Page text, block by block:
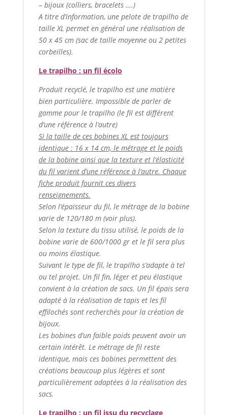
– bijoux (colliers, bracelets ….)
A titre d’information, une pelote de trapilho de
taille XL permet en général une réalisation de
50 x 45 cm (sac de taille moyenne ou 2 petites
corbeilles).
Le trapilho : un fil écolo
Produit recyclé, le trapilho est une matière
bien particulière. Impossible de parler de
gamme pour le trapilho (le fil est différent
d’une référence à l’autre)
Si la taille de ces bobines XL est toujours
identique : 16 x 14 cm, le métrage et le poids
de la bobine ainsi que la texture et l’élasticité
du fil varient d’une référence à l’autre. Chaque
fiche produit fournit ces divers
renseignements.
Selon l’épaisseur du fil, le métrage de la bobine
varie de 120/180 m (voir plus).
Selon la texture du tissu utilisé, le poids de la
bobine varie de 600/1000 gr et le fil sera plus
ou moins élastique.
Suivant le type de fil, le trapilho s’adapte à tel
ou tel projet. Un fil fin, léger et peu élastique
convient à la création de sacs. Un fil épais sera
adapté à la réalisation de tapis et les fil
effilochés sont recherchés pour la création de
bijoux.
Les bobines d’un faible poids peuvent avoir un
certain intérêt. Le métrage de fil reste
identique, mais ces bobines permettent des
créations beaucoup plus légères et sont
particulièrement adaptées à la réalisation des
sacs.
Le trapilho : un fil issu du recyclage